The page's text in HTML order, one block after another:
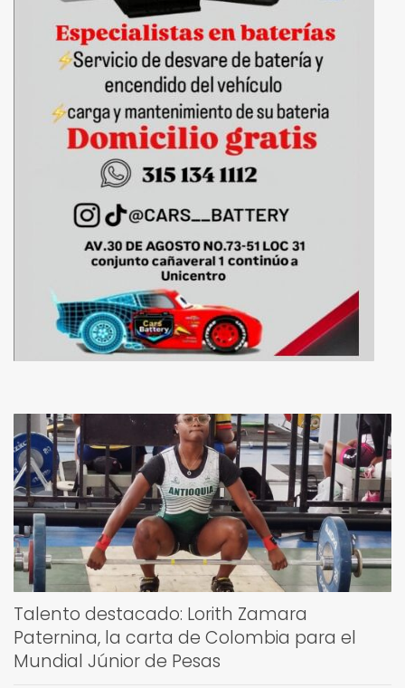
Talento destacado: Lorith Zamara
Paternina, la carta de Colombia para el
Mundial Júnior de Pesas